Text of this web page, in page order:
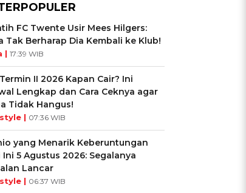
FC Twente Usir Mees Hilgers:
Tak Berharap Dia Kembali ke Klub!
| 17:39 WIB
II 2026 Kapan Cair? Ini
Lengkap dan Cara Ceknya agar
Tidak Hangus!
| 07:36 WIB
yang Menarik Keberuntungan
Ini 5 Agustus 2026: Segalanya
Lancar
| 06:37 WIB